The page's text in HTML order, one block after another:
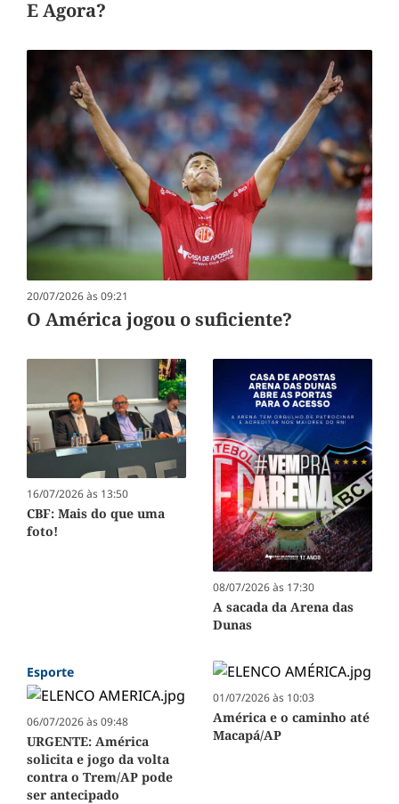
E Agora?
20/07/2026 às 09:21
O América jogou o suficiente?
16/07/2026 às 13:50
CBF: Mais do que uma
foto!
08/07/2026 às 17:30
A sacada da Arena das
Dunas
Esporte
06/07/2026 às 09:48
URGENTE: América
solicita e jogo da volta
contra o Trem/AP pode
ser antecipado
01/07/2026 às 10:03
América e o caminho até
Macapá/AP